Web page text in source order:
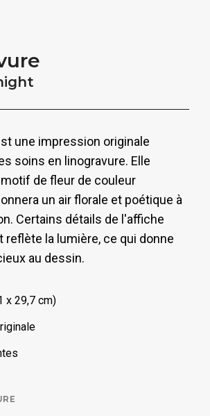
une impression originale
soins en linogravure. Elle
de fleur de couleur
un air florale et poétique à
Certains détails de l'affiche
reflète la lumière, ce qui donne
au dessin.
x 29,7 cm)